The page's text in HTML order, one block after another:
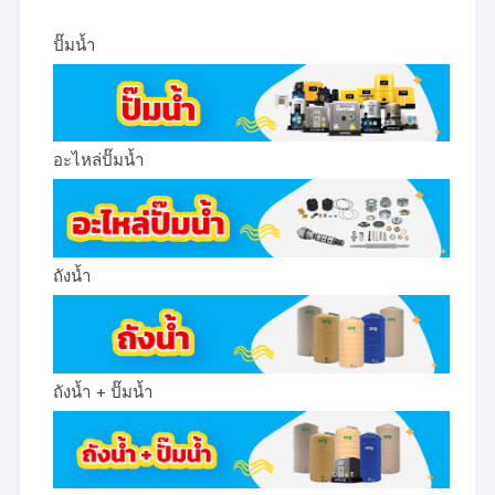
ปั๊มน้ำ
อะไหล่ปั๊มน้ำ
ถังน้ำ
ถังน้ำ + ปั๊มน้ำ